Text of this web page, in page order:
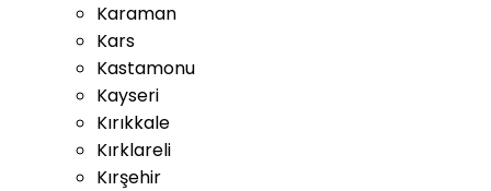
Karaman
Kars
Kastamonu
Kayseri
Kırıkkale
Kırklareli
Kırşehir